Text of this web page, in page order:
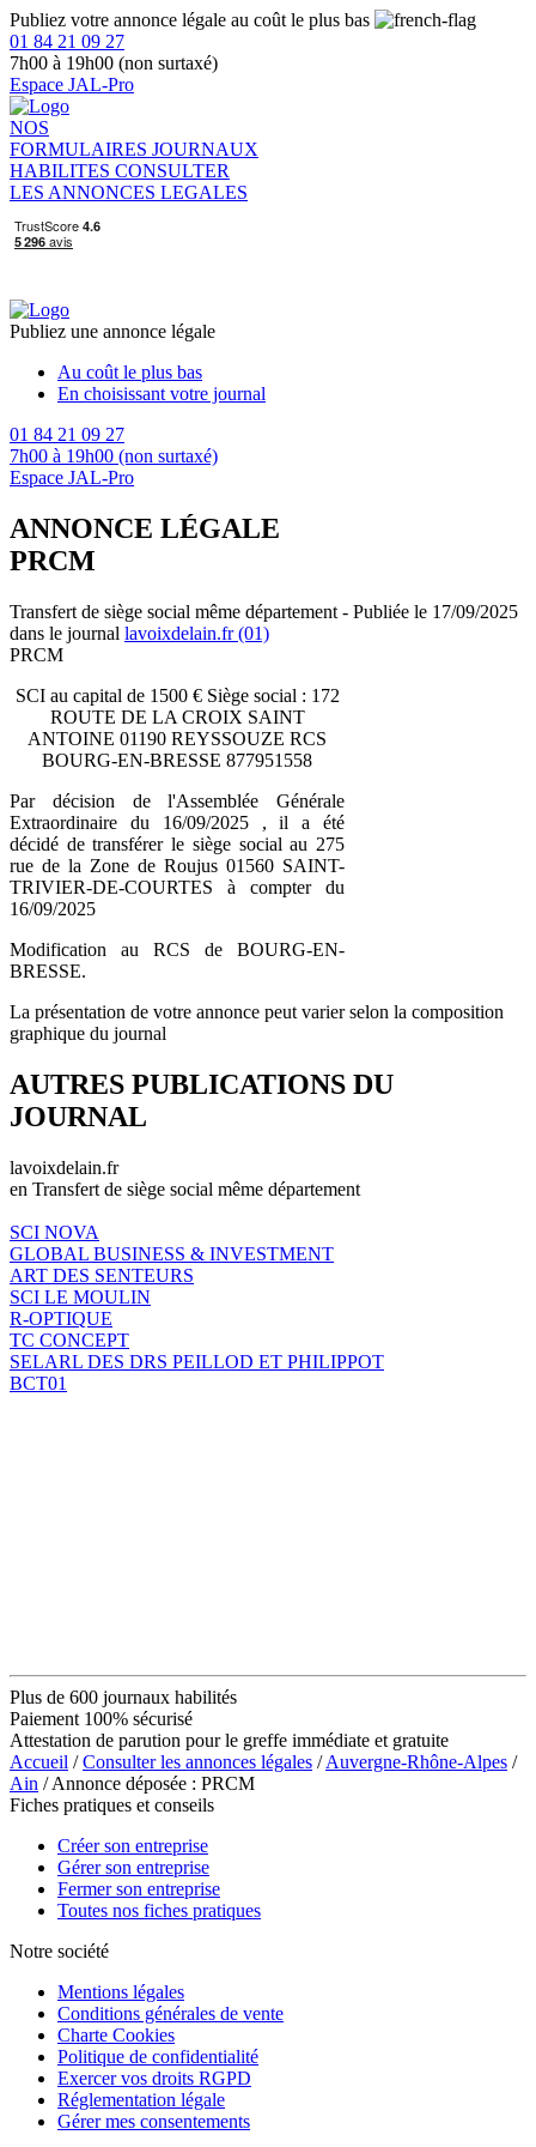
Publiez votre annonce légale au coût le plus bas
01 84 21 09 27
7h00 à 19h00 (non surtaxé)
Espace JAL-Pro
NOS
FORMULAIRES JOURNAUX
HABILITES CONSULTER
LES ANNONCES LEGALES
Publiez une annonce légale
Au coût le plus bas
En choisissant votre journal
01 84 21 09 27
7h00 à 19h00 (non surtaxé)
Espace JAL-Pro
ANNONCE LÉGALE
PRCM
Transfert de siège social même département - Publiée le 17/09/2025
dans le journal lavoixdelain.fr (01)
PRCM
SCI au capital de 1500 € Siège social : 172
ROUTE DE LA CROIX SAINT
ANTOINE 01190 REYSSOUZE RCS
BOURG-EN-BRESSE 877951558
Par décision de l'Assemblée Générale
Extraordinaire du 16/09/2025 , il a été
décidé de transférer le siège social au 275
rue de la Zone de Roujus 01560 SAINT-
TRIVIER-DE-COURTES à compter du
16/09/2025
Modification au RCS de BOURG-EN-
BRESSE.
La présentation de votre annonce peut varier selon la composition
graphique du journal
AUTRES PUBLICATIONS DU
JOURNAL
lavoixdelain.fr
en Transfert de siège social même département
SCI NOVA
GLOBAL BUSINESS & INVESTMENT
ART DES SENTEURS
SCI LE MOULIN
R-OPTIQUE
TC CONCEPT
SELARL DES DRS PEILLOD ET PHILIPPOT
BCT01
Plus de 600 journaux habilités
Paiement 100% sécurisé
Attestation de parution pour le greffe immédiate et gratuite
Accueil /Consulter les annonces légales /Auvergne-Rhône-Alpes /
Ain / Annonce déposée : PRCM
Fiches pratiques et conseils
Créer son entreprise
Gérer son entreprise
Fermer son entreprise
Toutes nos fiches pratiques
Notre société
Mentions légales
Conditions générales de vente
Charte Cookies
Politique de confidentialité
Exercer vos droits RGPD
Réglementation légale
Gérer mes consentements